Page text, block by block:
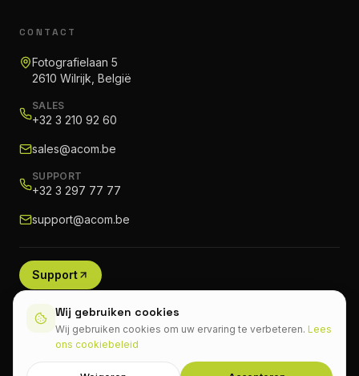
Wij gebruiken cookies
Wij gebruiken cookies om uw ervaring te verbeteren. Lees
ons cookiebeleid
CONTACT
Fotografielaan 5
2610 Wilrijk, België
SALES
+32 3 210 92 60
sales@acom.be
SUPPORT
+32 3 297 77 77
support@acom.be
Support
PrivacybeleidCookiebeleid Algemene voorwaarden